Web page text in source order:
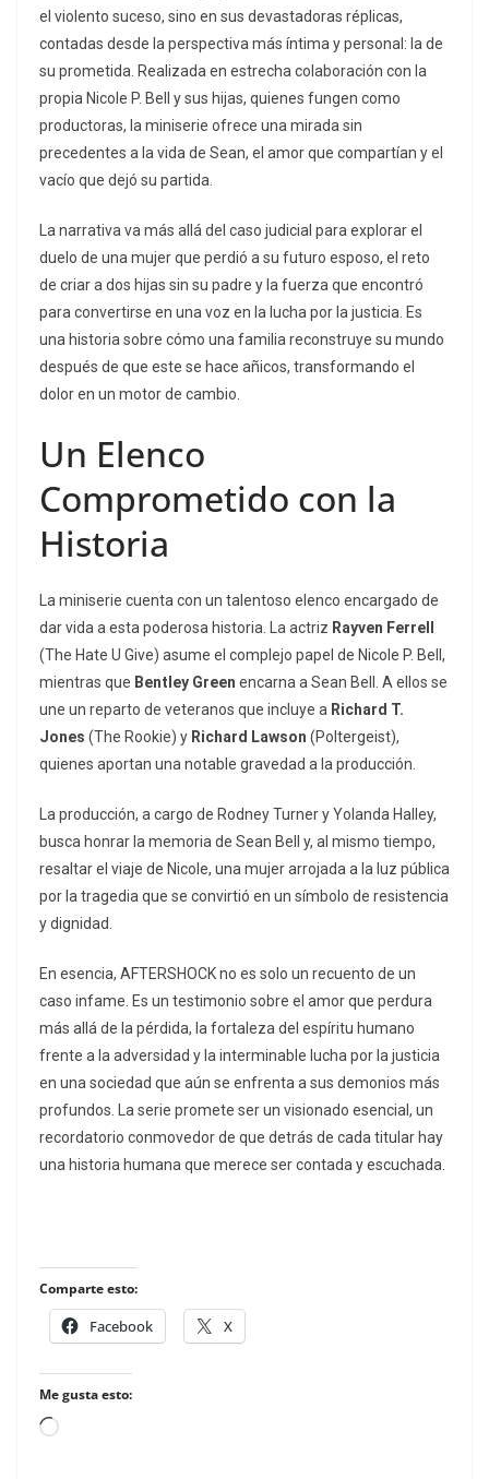
el violento suceso, sino en sus devastadoras réplicas,
contadas desde la perspectiva más íntima y personal: la de
su prometida. Realizada en estrecha colaboración con la
propia Nicole P. Bell y sus hijas, quienes fungen como
productoras, la miniserie ofrece una mirada sin
precedentes a la vida de Sean, el amor que compartían y el
vacío que dejó su partida.
La narrativa va más allá del caso judicial para explorar el
duelo de una mujer que perdió a su futuro esposo, el reto
de criar a dos hijas sin su padre y la fuerza que encontró
para convertirse en una voz en la lucha por la justicia. Es
una historia sobre cómo una familia reconstruye su mundo
después de que este se hace añicos, transformando el
dolor en un motor de cambio.
Un Elenco
Comprometido con la
Historia
La miniserie cuenta con un talentoso elenco encargado de
dar vida a esta poderosa historia. La actriz Rayven Ferrell
(The Hate U Give) asume el complejo papel de Nicole P. Bell,
mientras que Bentley Green encarna a Sean Bell.
A ellos se
une un reparto de veteranos que incluye a Richard T.
Jones (The Rookie) y Richard Lawson (Poltergeist),
quienes aportan una notable gravedad a la producción.
La producción, a cargo de Rodney Turner y Yolanda Halley,
busca honrar la memoria de Sean Bell y, al mismo tiempo,
resaltar el viaje de Nicole, una mujer arrojada a la luz pública
por la tragedia que se convirtió en un símbolo de resistencia
y dignidad.
En esencia, AFTERSHOCKno es solo un recuento de un
caso infame. Es un testimonio sobre el amor que perdura
más allá de la pérdida, la fortaleza del espíritu humano
frente a la adversidad y la interminable lucha por la justicia
en una sociedad que aún se enfrenta a sus demonios más
profundos. La serie promete ser un visionado esencial, un
recordatorio conmovedor de que detrás de cada titular hay
una historia humana que merece ser contada y escuchada.
Comparte esto:
Facebook X
Me gusta esto:
Loading…